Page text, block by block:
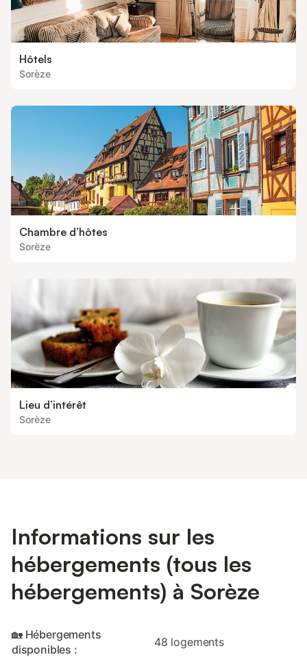
Hôtels
Sorèze
Chambre d’hôtes
Sorèze
Lieu d’intérêt
Sorèze
Informations sur les
hébergements (tous les
hébergements) à Sorèze
🏡 Hébergements
disponibles :
48 logements